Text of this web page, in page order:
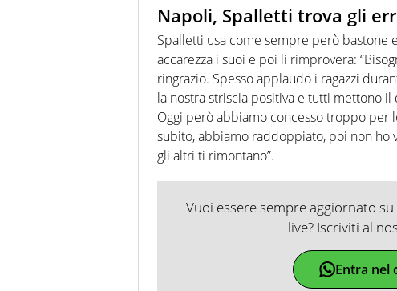
Napoli, Spalletti trova gli
Spalletti usa come sempre però bastone
accarezza i suoi e poi li rimprovera:
ringrazio. Spesso applaudo i ragazzi
la nostra striscia positiva e tutti mettono
Oggi però abbiamo concesso troppo per
subito, abbiamo raddoppiato, poi non ho
gli altri ti rimontano”.
Vuoi essere sempre aggiornato
live? Iscriviti al
Entra nel